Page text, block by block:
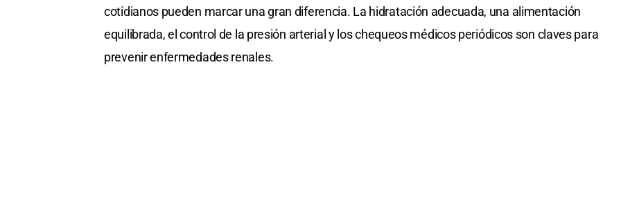
cotidianos pueden marcar una gran diferencia. La hidratación adecuada, una alimentación
equilibrada, el control de la presión arterial y los chequeos médicos periódicos son claves para
prevenir enfermedades renales.